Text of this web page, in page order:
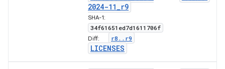
2024-11_r9
SHA-1:
34f61651ed7d1611706f
Diff: r8 . . r9
LICENSES